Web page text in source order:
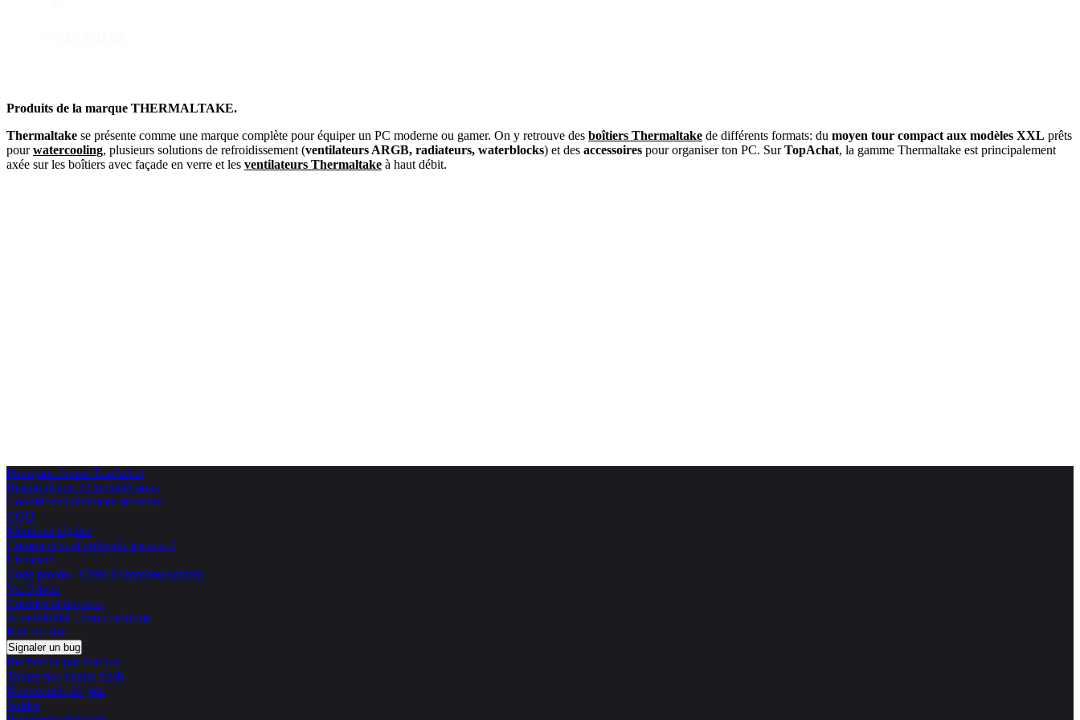
Produits de la marque THERMALTAKE.
Thermaltake se présente comme une marque complète pour équiper un PC moderne ou gamer. On y retrouve des boîtiers Thermaltake de différents formats: du moyen tour compact aux modèles XXL prêts
pourwatercooling, plusieurs solutions de refroidissement (ventilateurs ARGB, radiateurs, waterblocks) et des accessoires pour organiser ton PC. SurTopAchat, la gamme Thermaltake est principalement
axée sur les boîtiers avec façade en verre et les ventilateurs Thermaltake à haut débit.
Pourquoi choisir TopAchat
Besoin d'aide ? Contacte nous
Conditions Générales de vente
CGU
Mentions légales
Comment sont collectés les avis ?
Livraison
Code promo / Offre de remboursement
Vie Privée
Cookies et trackers
Accessibilité : non conforme
Plan du site
Signaler un bug
Recherche par marque
Toutes nos ventes flash
Nouveautés du jour
Soldes